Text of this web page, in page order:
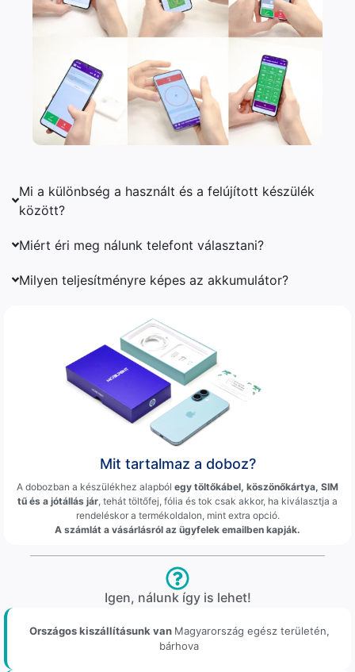
Mi a különbség a használt és a felújított készülék
között?
Miért éri meg nálunk telefont választani?
Milyen teljesítményre képes az akkumulátor?
Mit tartalmaz a doboz?
A dobozban a készülékhez alapból egy töltőkábel, köszönőkártya, SIM
tű és a jótállás jár , tehát töltőfej, fólia és tok csak akkor, ha kiválasztja a
rendeléskor a termékoldalon, mint extra opció.
A számlát a vásárlásról az ügyfelek emailben kapják.
Igen, nálunk így is lehet!
Országos kiszállításunk van Magyarország egész területén,
bárhova